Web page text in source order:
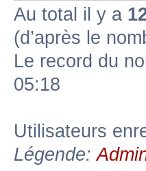
Au total il y a
(d’après le
Le record du
05:18
Utilisateurs
Légende: